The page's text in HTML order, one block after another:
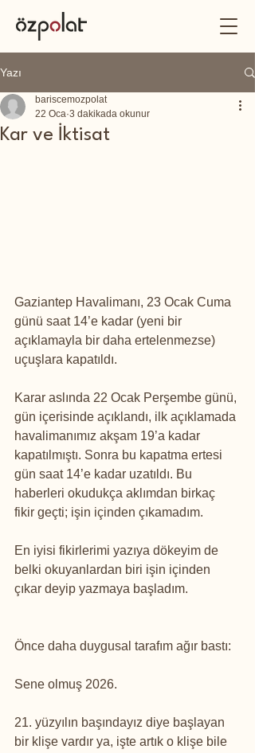
Yazı
Kar ve İktisat
bariscemozpolat
22 Oca 3 dakikada okunur
Gaziantep Havalimanı, 23 Ocak Cuma
günü saat 14’e kadar (yeni bir
açıklamayla bir daha ertelenmezse)
uçuşlara kapatıldı.
Karar aslında 22 Ocak Perşembe günü,
gün içerisinde açıklandı, ilk açıklamada
havalimanımız akşam 19’a kadar
kapatılmıştı. Sonra bu kapatma ertesi
gün saat 14’e kadar uzatıldı. Bu
haberleri okudukça aklımdan birkaç
fikir geçti; işin içinden çıkamadım.
En iyisi fikirlerimi yazıya dökeyim de
belki okuyanlardan biri işin içinden
çıkar deyip yazmaya başladım.
Önce daha duygusal tarafım ağır bastı:
Sene olmuş 2026.
21. yüzyılın başındayız diye başlayan
bir klişe vardır ya, işte artık o klişe bile